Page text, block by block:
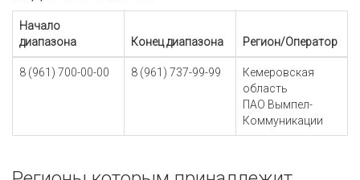
Начало
диапазона
Конец диапазона Регион/Оператор
8 (961) 700-00-00 8 (961) 737-99-99
Кемеровская
область
ПАО Вымпел-
Коммуникации